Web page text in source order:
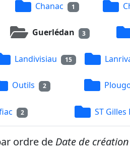
Chanac 1
Guerlédan 3
Landivisiau 15
Outils 2
2 ST Gilles
ordre de Date de création